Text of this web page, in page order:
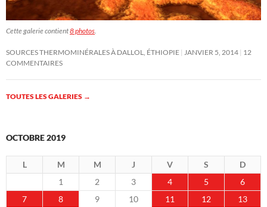
Cette galerie contient8 photos
SOURCES THERMOMINÉRALES À DALLOL, ÉTHIOPIE JANVIER 5, 2014 12
COMMENTAIRES
TOUTES LES GALERIES →
OCTOBRE 2019
L M M J V S
D
1
2 3 4 5
6
7
8 9 10 11 12
13